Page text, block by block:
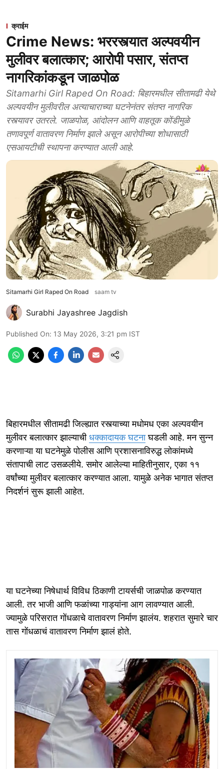
क्राईम
Crime News: भररस्त्यात अल्पवयीन
मुलीवर बलात्कार; आरोपी पसार, संतप्त
नागरिकांकडून जाळपोळ
Sitamarhi Girl Raped On Road: बिहारमधील सीतामढी येथे
अल्पवयीन मुलीवरील अत्याचाराच्या घटनेनंतर संतप्त नागरिक
रस्त्यावर उतरले. जाळपोळ, आंदोलन आणि वाहतूक कोंडीमुळे
तणावपूर्ण वातावरण निर्माण झाले असून आरोपीच्या शोधासाठी
एसआयटीची स्थापना करण्यात आली आहे.
Sitamarhi Girl Raped On Road saam tv
Surabhi Jayashree Jagdish
Published On: 13 May 2026, 3:21 pm IST
बिहारमधील सीतामढी जिल्ह्यात रस्त्याच्या मधोमध एका अल्पवयीन
मुलीवर बलात्कार झाल्याचीधक्कादायक घटनाघडली आहे. मन सुन्न
करणाऱ्या या घटनेमुळे पोलीस आणि प्रशासनाविरुद्ध लोकांमध्ये
संतापाची लाट उसळलीये. समोर आलेल्या माहितीनुसार, एका ११
वर्षांच्या मुलीवर बलात्कार करण्यात आला. यामुळे अनेक भागात संतप्त
निदर्शनं सुरू झाली आहेत.
या घटनेच्या निषेधार्थ विविध ठिकाणी टायर्सची जाळपोळ करण्यात
आली. तर भाजी आणि फळांच्या गाड्यांना आग लावण्यात आली.
ज्यामुळे परिसरात गोंधळाचे वातावरण निर्माण झालंय. शहरात सुमारे चार
तास गोंधळाचं वातावरण निर्माण झालं होते.